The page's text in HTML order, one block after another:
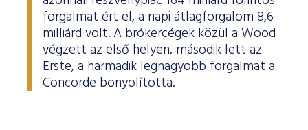
forgalmat ért el, a napi átlagforgalom 8,6
milliárd volt. A brókercégek közül a Wood
végzett az első helyen, második lett az
Erste, a harmadik legnagyobb forgalmat a
Concorde bonyolította.